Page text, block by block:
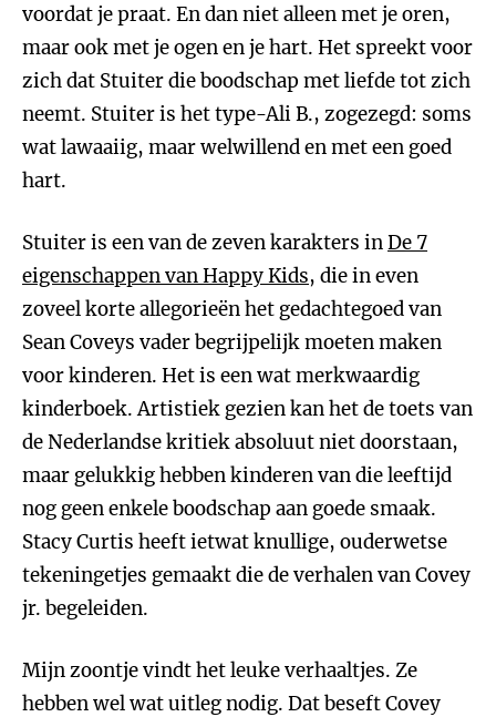
voordat je praat. En dan niet alleen met je oren,
maar ook met je ogen en je hart. Het spreekt voor
zich dat Stuiter die boodschap met liefde tot zich
neemt. Stuiter is het type-Ali B., zogezegd: soms
wat lawaaiig, maar welwillend en met een goed
hart.
Stuiter is een van de zeven karakters inDe 7
eigenschappen van Happy Kids, die in even
zoveel korte allegorieën het gedachtegoed van
Sean Coveys vader begrijpelijk moeten maken
voor kinderen. Het is een wat merkwaardig
kinderboek. Artistiek gezien kan het de toets van
de Nederlandse kritiek absoluut niet doorstaan,
maar gelukkig hebben kinderen van die leeftijd
nog geen enkele boodschap aan goede smaak.
Stacy Curtis heeft ietwat knullige, ouderwetse
tekeningetjes gemaakt die de verhalen van Covey
jr. begeleiden.
Mijn zoontje vindt het leuke verhaaltjes. Ze
hebben wel wat uitleg nodig. Dat beseft Covey